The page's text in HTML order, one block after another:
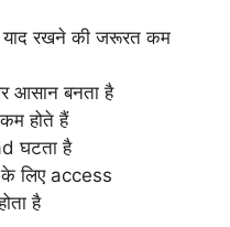
रखने की जरूरत कम
आसान बनता है
होते हैं
घटता है
लिए access
है